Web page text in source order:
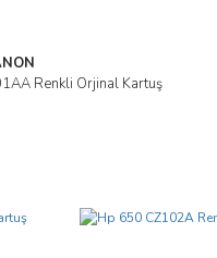
Renkli Orjinal Kartuş
Ekle